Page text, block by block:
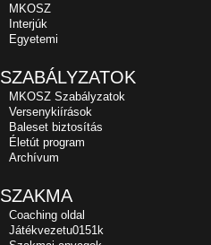
MKOSZ
Interjúk
Egyetemi
SZABÁLYZATOK
MKOSZ Szabályzatok
Versenykiírások
Baleset biztosítás
Életút program
Archívum
SZAKMA
Coaching oldal
Játékvezetu0151k